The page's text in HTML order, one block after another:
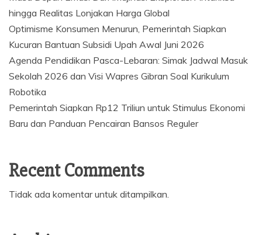
hingga Realitas Lonjakan Harga Global
Optimisme Konsumen Menurun, Pemerintah Siapkan
Kucuran Bantuan Subsidi Upah Awal Juni 2026
Agenda Pendidikan Pasca-Lebaran: Simak Jadwal Masuk
Sekolah 2026 dan Visi Wapres Gibran Soal Kurikulum
Robotika
Pemerintah Siapkan Rp12 Triliun untuk Stimulus Ekonomi
Baru dan Panduan Pencairan Bansos Reguler
Recent Comments
Tidak ada komentar untuk ditampilkan.